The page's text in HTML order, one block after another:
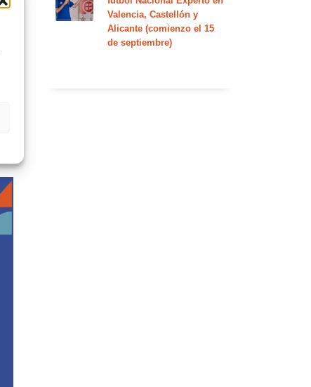
Valencia, Castellón y
Alicante (comienzo el 15
de septiembre)